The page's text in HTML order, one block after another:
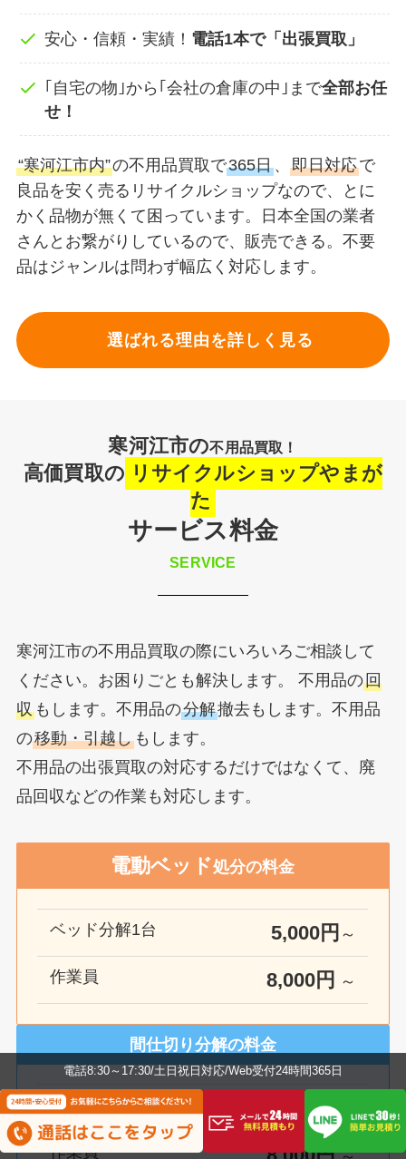
安心・信頼・実績！ 電話1本で「出張買取」
｢自宅の物｣から｢会社の倉庫の中｣まで全部お任
せ！
“寒河江市内”の不用品買取で365日、 即日対応で
良品を安く売るリサイクルショップなので、とに
かく品物が無くて困っています。日本全国の業者
さんとお繋がりしているので、販売できる。不要
品はジャンルは問わず幅広く対応します。
選ばれる理由を詳しく見る
寒河江市の不用品買取！
高価買取の リサイクルショップやまが
た
サービス料金
SERVICE
寒河江市の不用品買取の際にいろいろご相談して
ください。お困りごとも解決します。 不用品の回
収もします。不用品の分解撤去もします。不用品
の移動・引越しもします。
不用品の出張買取の対応するだけではなくて、廃
品回収などの作業も対応します。
電動ベッド処分の料金
ベッド分解1台 5,000円 ～
作業員 8,000円 ～
間仕切り分解の料金
間仕切り分解 5,000円～
作業員
電話8:30～17:30/土日祝日対応/Web受付24時間365日